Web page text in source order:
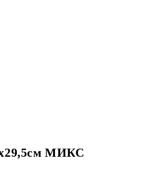
МИКС